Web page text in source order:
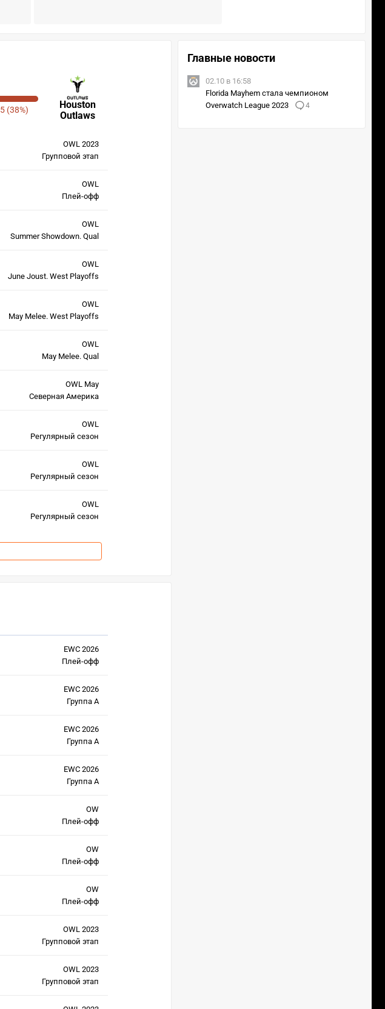
Houston
Outlaws
5 (38%)
OWL 2023
Групповой этап
OWL
Плей-офф
OWL
Summer Showdown. Qual
OWL
June Joust. West Playoffs
OWL
May Melee. West Playoffs
OWL
May Melee. Qual
OWL May
Северная Америка
OWL
Регулярный сезон
OWL
Регулярный сезон
OWL
Регулярный сезон
EWC 2026
Плей-офф
EWC 2026
Группа A
EWC 2026
Группа A
EWC 2026
Группа A
OW
Плей-офф
OW
Плей-офф
OW
Плей-офф
OWL 2023
Групповой этап
OWL 2023
Групповой этап
Главные новости
02.10 в 16:58
Florida Mayhem стала чемпионом
Overwatch League 2023
4